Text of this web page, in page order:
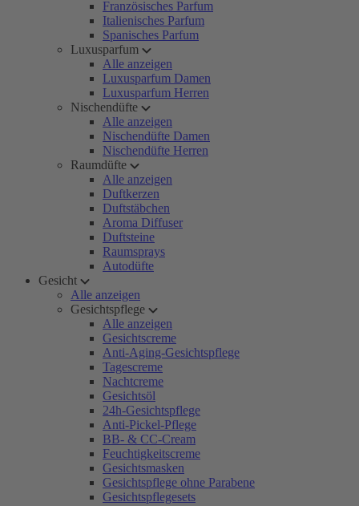
Französisches Parfum
Italienisches Parfum
Spanisches Parfum
Luxusparfum
Alle anzeigen
Luxusparfum Damen
Luxusparfum Herren
Nischendüfte
Alle anzeigen
Nischendüfte Damen
Nischendüfte Herren
Raumdüfte
Alle anzeigen
Duftkerzen
Duftstäbchen
Aroma Diffuser
Duftsteine
Raumsprays
Autodüfte
Gesicht
Alle anzeigen
Gesichtspflege
Alle anzeigen
Gesichtscreme
Anti-Aging-Gesichtspflege
Tagescreme
Nachtcreme
Gesichtsöl
24h-Gesichtspflege
Anti-Pickel-Pflege
BB- & CC-Cream
Feuchtigkeitscreme
Gesichtsmasken
Gesichtspflege ohne Parabene
Gesichtspflegesets